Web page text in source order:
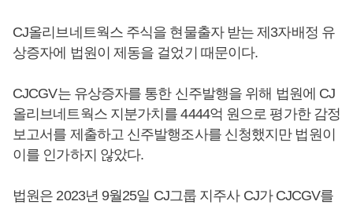
CJ올리브네트웍스 주식을 현물출자 받는 제3자배정 유
상증자에 법원이 제동을 걸었기 때문이다.
CJCGV는 유상증자를 통한 신주발행을 위해 법원에 CJ
올리브네트웍스 지분가치를 4444억 원으로 평가한 감정
보고서를 제출하고 신주발행조사를 신청했지만 법원이
이를 인가하지 않았다.
법원은 2023년 9월25일 CJ그룹 지주사 CJ가 CJCGV를